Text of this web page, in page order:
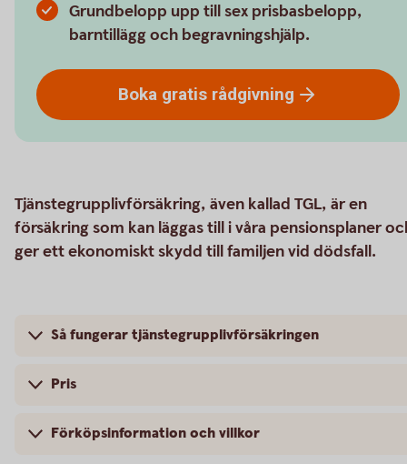
Grundbelopp upp till sex prisbasbelopp,
barntillägg och begravningshjälp.
Boka gratis rådgivning
Tjänstegrupplivförsäkring, även kallad TGL, är en
försäkring som kan läggas till i våra pensionsplaner
ger ett ekonomiskt skydd till familjen vid dödsfall.
Så fungerar tjänstegrupplivförsäkringen
Pris
Förköpsinformation och villkor